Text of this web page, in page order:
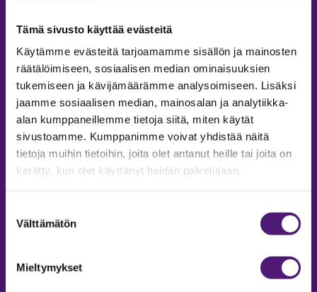
Tämä sivusto käyttää evästeitä
Käytämme evästeitä tarjoamamme sisällön ja mainosten
räätälöimiseen, sosiaalisen median ominaisuuksien
tukemiseen ja kävijämäärämme analysoimiseen. Lisäksi
jaamme sosiaalisen median, mainosalan ja analytiikka-
alan kumppaneillemme tietoja siitä, miten käytät
sivustoamme. Kumppanimme voivat yhdistää näitä
tietoja muihin tietoihin, joita olet antanut heille tai joita on
kerätty, kun olet käyttänyt heidän palvelujaan.
valinta
Välttämätön
Mieltymykset
MAJOITUS